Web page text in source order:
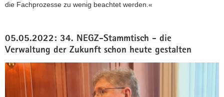
die Fachprozesse zu wenig beachtet werden.«
05.05.2022: 34. NEGZ-Stammtisch - die
Verwaltung der Zukunft schon heute gestalten